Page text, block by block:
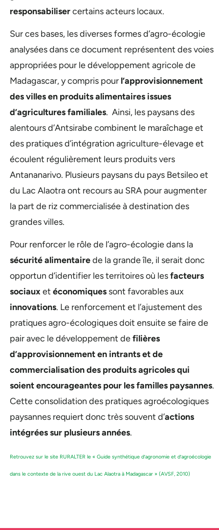
responsabilisercertains acteurs locaux.
Sur ces bases, les diverses formes d’agro-écologie
analysées dans ce document représentent des voies
appropriées pour le développement agricole de
Madagascar, y compris pour l’approvisionnement
des villes en produits alimentaires issues
d’agricultures familiales. Ainsi, les paysans des
alentours d’Antsirabe combinent le maraîchage et
des pratiques d’intégration agriculture-élevage et
écoulent régulièrement leurs produits vers
Antananarivo. Plusieurs paysans du pays Betsileo et
du Lac Alaotra ont recours au SRA pour augmenter
la part de riz commercialisée à destination des
grandes villes.
Pour renforcer le rôle de l’agro-écologie dans la
sécurité alimentairede la grande île, il serait donc
opportun d’identifier les territoires où lesfacteurs
sociauxet économiques sont favorables aux
innovations. Le renforcement et l’ajustement des
pratiques agro-écologiques doit ensuite se faire de
pair avec le développement defilières
d’approvisionnement en intrants et de
commercialisation des produits agricoles qui
soient encourageantes pour les familles paysannes.
Cette consolidation des pratiques agroécologiques
paysannes requiert donc très souvent d’actions
intégrées sur plusieurs années.
Retrouvez sur le site RURALTER le « Guide synthétique d’agronomie et d’agroécologie
dans le contexte de la rive ouest du Lac Alaotra à Madagascar » (AVSF, 2010)